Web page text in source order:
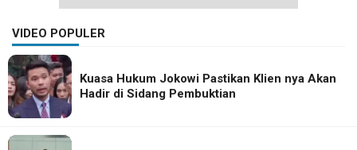
VIDEO POPULER
Kuasa Hukum Jokowi Pastikan Klien nya Akan
Hadir di Sidang Pembuktian